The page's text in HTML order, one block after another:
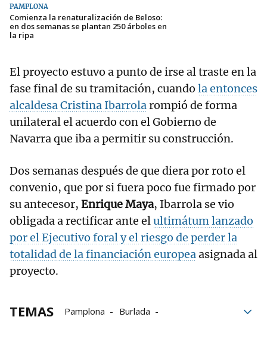
PAMPLONA
Comienza la renaturalización de Beloso:
en dos semanas se plantan 250 árboles en
la ripa
El proyecto estuvo a punto de irse al traste en la
fase final de su tramitación, cuando la entonces
alcaldesa Cristina Ibarrolarompió de forma
unilateral el acuerdo con el Gobierno de
Navarra que iba a permitir su construcción.
Dos semanas después de que diera por roto el
convenio, que por si fuera poco fue firmado por
su antecesor, Enrique Maya, Ibarrola se vio
obligada a rectificar ante elultimátum lanzado
por el Ejecutivo foral y el riesgo de perder la
totalidad de la financiación europeaasignada al
proyecto.
TEMAS Pamplona
Burlada